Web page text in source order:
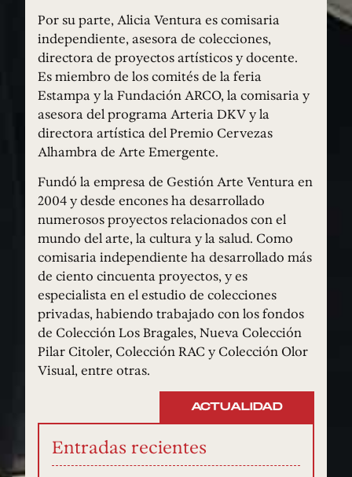
Por su parte, Alicia Ventura es comisaria
independiente, asesora de colecciones,
directora de proyectos artísticos y docente.
Es miembro de los comités de la feria
Estampa y la Fundación ARCO, la comisaria y
asesora del programa Arteria DKV y la
directora artística del Premio Cervezas
Alhambra de Arte Emergente.
Fundó la empresa de Gestión Arte Ventura en
2004 y desde encones ha desarrollado
numerosos proyectos relacionados con el
mundo del arte, la cultura y la salud. Como
comisaria independiente ha desarrollado más
de ciento cincuenta proyectos, y es
especialista en el estudio de colecciones
privadas, habiendo trabajado con los fondos
de Colección Los Bragales, Nueva Colección
Pilar Citoler, Colección RAC y Colección Olor
Visual, entre otras.
ACTUALIDAD
Entradas recientes